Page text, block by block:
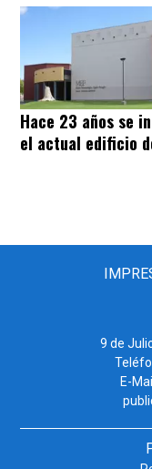
Hace 23 años se
el actual edificio
9 de
E-